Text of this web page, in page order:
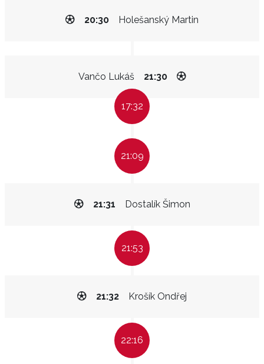
Holešanský Martin
20:30
Vančo Lukáš 21:30
17:32
21:09
Dostalík Šimon
21:31
21:53
Krošík Ondřej
21:32
22:16